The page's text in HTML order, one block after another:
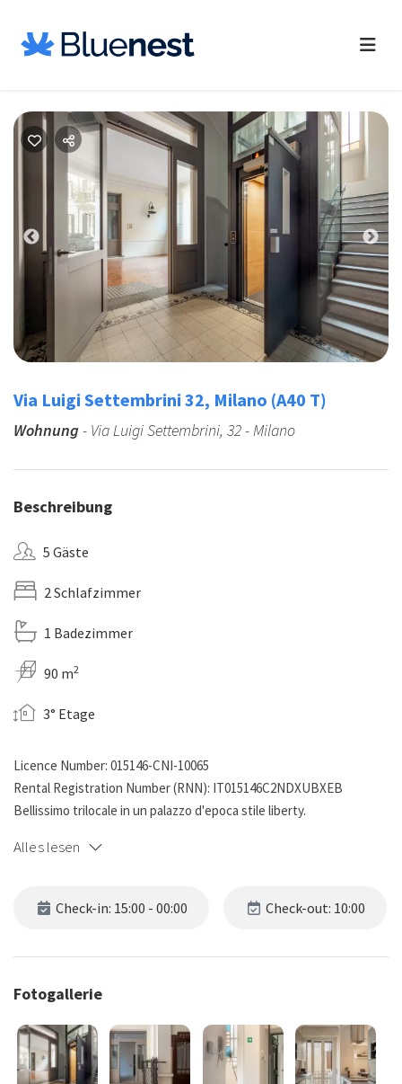
Previous
Via Luigi Settembrini 32, Milano (A40 T)
Wohnung- Via Luigi Settembrini, 32 - Milano
Beschreibung
5 Gäste
2 Schlafzimmer
1 Badezimmer
90 m2
3° Etage
Licence Number: 015146-CNI-10065
Rental Registration Number (RNN): IT015146C2NDXUBXEB
Bellissimo trilocale in un palazzo d'epoca stile liberty.
Alles lesen
Check-in: 15:00 - 00:00 Check-out: 10:00
Fotogallerie